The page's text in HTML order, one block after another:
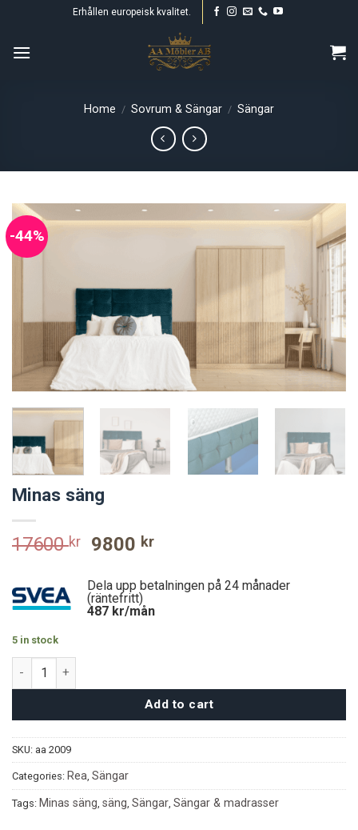
content
Erhållen europeisk kvalitet.
Home / Sovrum & Sängar / Sängar
-44%
Minas säng
17600kr
Original
was:
17600 kr.
9800 krCurrent
is:
Dela upp betalningen på 24 månader
(räntefritt)
487 kr/mån
5 in stock
Minas säng quantity
Add to cart
SKU: aa 2009
Categories: Rea Sängar
Tags: Minas säng säng Sängar Sängar & madrasser